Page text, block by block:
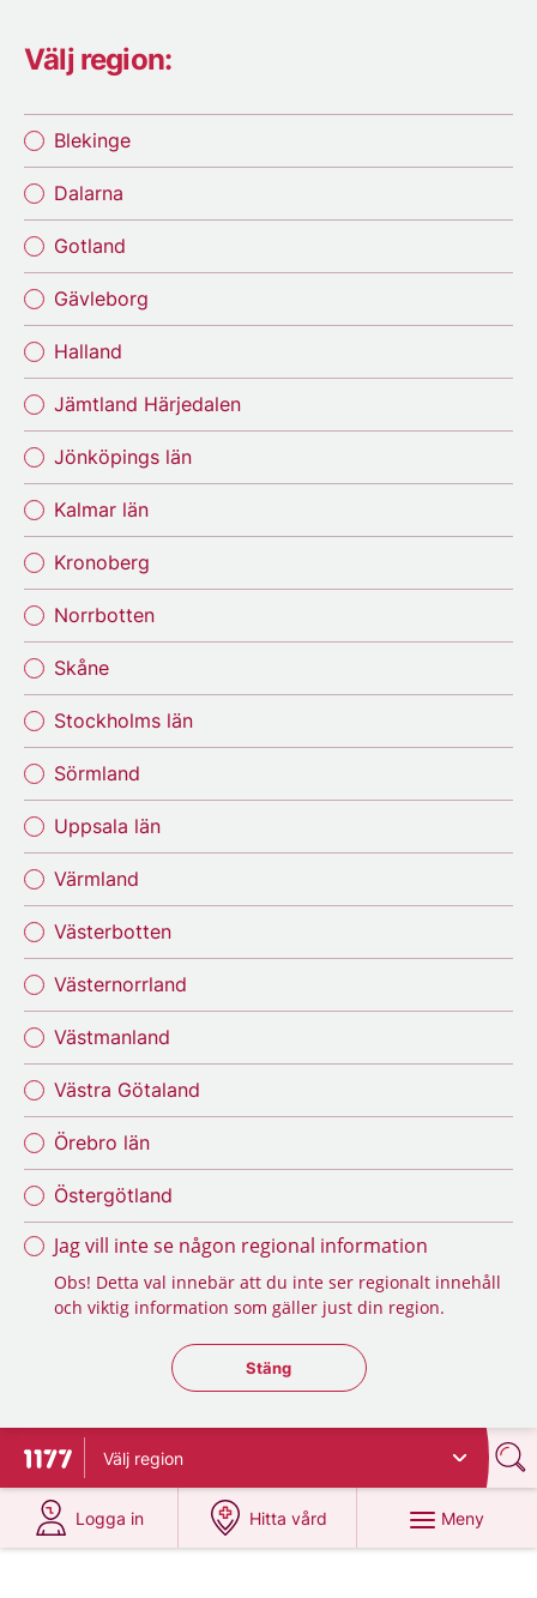
Välj region:
Blekinge
Dalarna
Gotland
Gävleborg
Halland
Jämtland Härjedalen
Jönköpings län
Kalmar län
Kronoberg
Norrbotten
Skåne
Stockholms län
Sörmland
Uppsala län
Värmland
Västerbotten
Västernorrland
Västmanland
Västra Götaland
Örebro län
Östergötland
Jag vill inte se någon regional information
Obs! Detta val innebär att du inte ser regionalt innehåll
och viktig information som gäller just din region.
Stäng regionsväljaren
Stäng
Till startsidan för 1177
Välj region
Logga in
på 1177.se
Hitta vård
på 1177.se
Meny